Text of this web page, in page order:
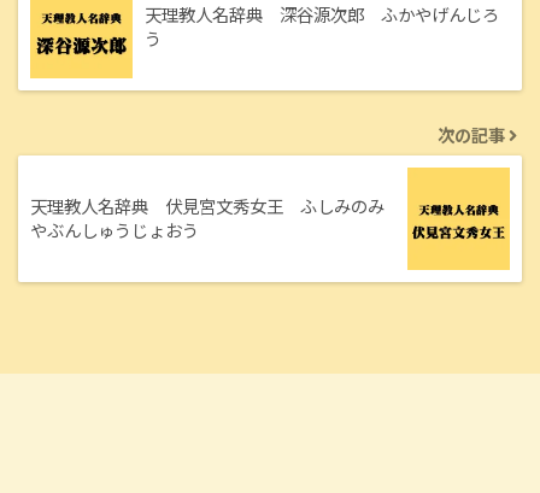
天理教人名辞典 深谷源次郎 ふかやげんじろ
う
次の記事
天理教人名辞典 伏見宮文秀女王 ふしみのみ
やぶんしゅうじょおう